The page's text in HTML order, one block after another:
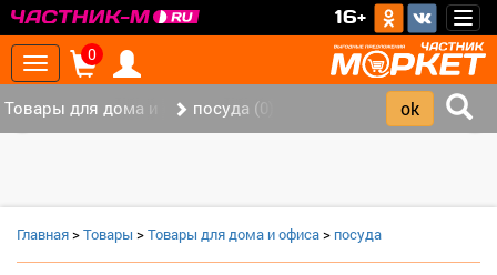
16+
Toggle
navigation
0
Товары для дома и офиса (8)
посуда (0)
Главная>Товары >Товары для дома и офиса> посуда
‹ ›